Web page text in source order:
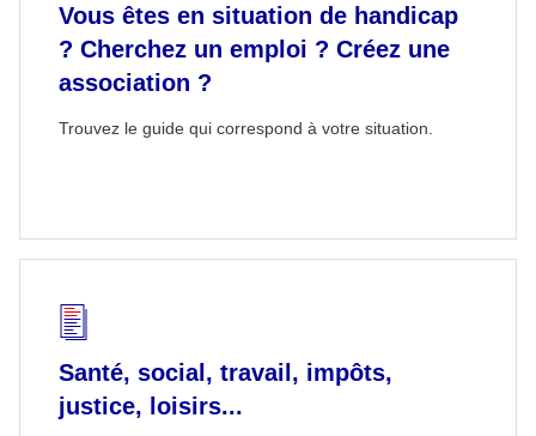
Vous êtes en situation de handicap
? Cherchez un emploi ? Créez une
association ?
Trouvez le guide qui correspond à votre situation.
Santé, social, travail, impôts,
justice, loisirs...